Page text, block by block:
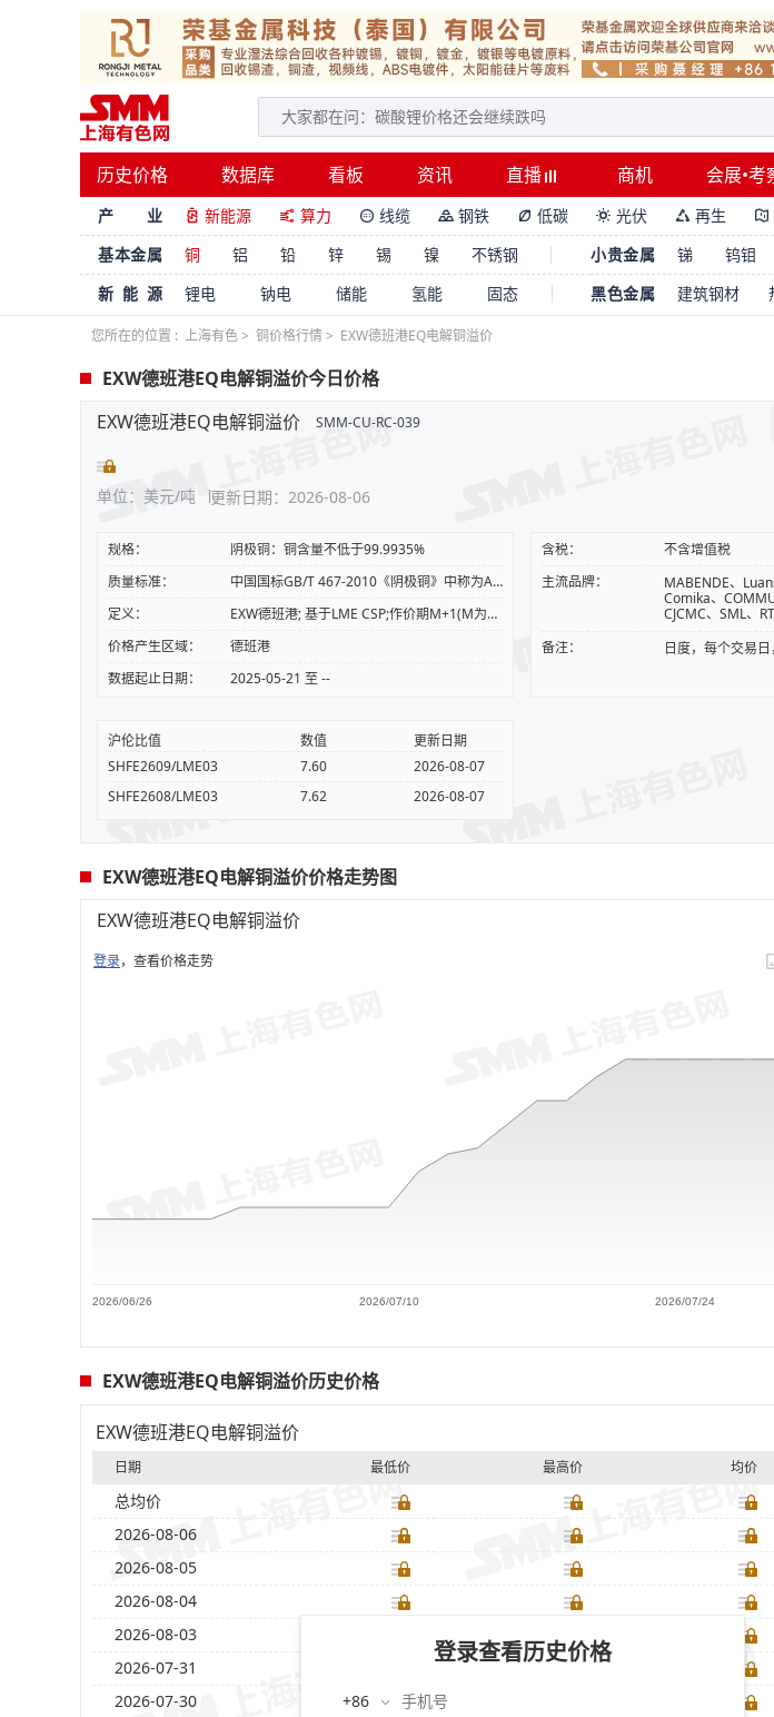
历史价格 数据库 看板 资讯 直播 商机 会展•考
产 业  新能源  算力  线缆  钢铁  低碳  光伏  再生 
基本金属
铜 铝 铅 锌 锡 镍 不锈钢 小贵金属 锑 钨钼
新能源
锂电 钠电 储能 氢能 固态 黑色金属 建筑钢材
您所在的位置 : 上海有色> 铜价格行情> EXW德班港EQ电解铜溢价
EXW德班港EQ电解铜溢价今日价格
EXW德班港EQ电解铜溢价
SMM-CU-RC-039
单位：美元/吨 更新日期：2026-08-06
规格：
阴极铜：铜含量不低于99.9935%
质量标准：
中国国标GB/T 467-2010《阴极铜》中称为A级铜 、 欧标BSEN 1978:1998《铜和铜合金-阴极铜》中称为A级铜
定义：
EXW德班港; 基于LME CSP;作价期M+1(M为交付月）
价格产生区域：
德班港
数据起止日期：
2025-05-21 至 --
含税：
不含增值税
主流品牌：
MABENDE、
Comika、
CJCMC、SML、
备注：
日度，每个交易
沪伦比值 数值
更新日期
SHFE2609/LME03
7.60
2026-08-07
SHFE2608/LME03
7.62 2026-08-07
EXW德班港EQ电解铜溢价价格走势图
EXW德班港EQ电解铜溢价
2026/06/26 2026/07/10 2026/07/24
登录，查看价格走势
EXW德班港EQ电解铜溢价历史价格
EXW德班港EQ电解铜溢价
日期 最低价 最高价 均价
总均价
2026-08-06
2026-08-05
2026-08-04
2026-08-03
2026-07-31
2026-07-30
登录查看历史价格